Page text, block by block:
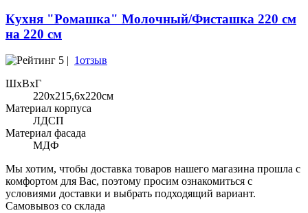
Кухня "Ромашка" Молочный/Фисташка 220 см
на 220 см
5 | 1отзыв
ШхВхГ
220x215,6х220см
Материал корпуса
ЛДСП
Материал фасада
МДФ
Мы хотим, чтобы доставка товаров нашего магазина прошла с
комфортом для Вас, поэтому просим ознакомиться с
условиями доставки и выбрать подходящий вариант.
Самовывоз со склада